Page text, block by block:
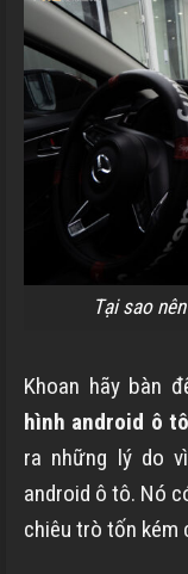
Tại sao
Khoan hãy bàn
hình android ô
ra những lý do
android ô tô. Nó
chiêu trò tốn kém